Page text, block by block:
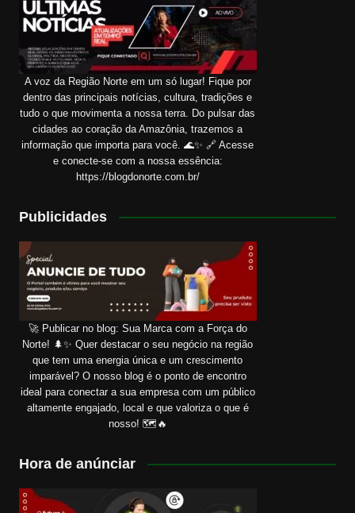
A voz da Região Norte em um só lugar! Fique por
dentro das principais notícias, cultura, tradições e
tudo o que movimenta a nossa terra. Do pulsar das
cidades ao coração da Amazônia, trazemos a
informação que importa para você. 🌊✨ 🔗 Acesse
e conecte-se com a nossa essência:
https://blogdonorte.com.br/
Publicidades
🚀 Publicar no blog: Sua Marca com a Força do
Norte! 🌲✨ Quer destacar o seu negócio na região
que tem uma energia única e um crescimento
imparável? O nosso blog é o ponto de encontro
ideal para conectar a sua empresa com um público
altamente engajado, local e que valoriza o que é
nosso! 🗺️🔥
Hora de anúnciar